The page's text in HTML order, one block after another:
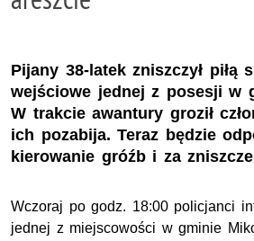
Pijany 38-latek zniszczył piłą
wejściowe jednej z posesji w
W trakcie awantury groził
ich pozabija. Teraz będzie
kierowanie gróźb i za
Wczoraj po godz. 18:00 policjanci
jednej z miejscowości w gminie